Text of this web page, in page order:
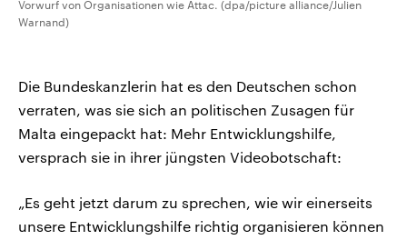
Vorwurf von Organisationen wie Attac. (dpa/picture alliance/Julien
Warnand)
Die Bundeskanzlerin hat es den Deutschen schon
verraten, was sie sich an politischen Zusagen für
Malta eingepackt hat: Mehr Entwicklungshilfe,
versprach sie in ihrer jüngsten Videobotschaft:
„Es geht jetzt darum zu sprechen, wie wir einerseits
unsere Entwicklungshilfe richtig organisieren können